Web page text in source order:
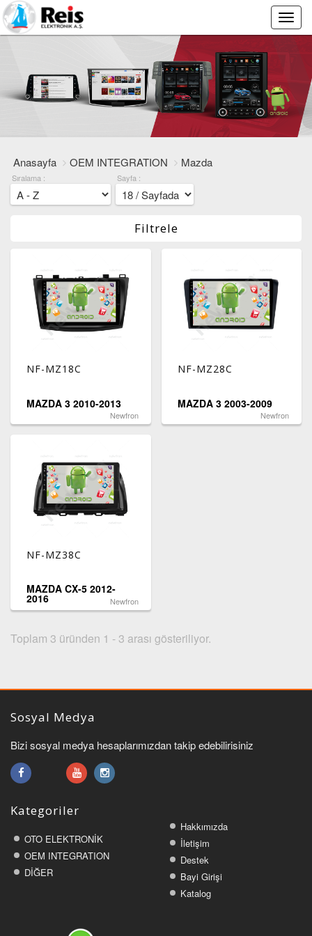
Main
Menu
Anasayfa OEM INTEGRATION Mazda
Sıralama : Sayfa :
Filtrele
NF-MZ18C
MAZDA 3 2010-2013
Newfron
NF-MZ28C
MAZDA 3 2003-2009
Newfron
NF-MZ38C
MAZDA CX-5 2012-
2016 Newfron
Toplam 3 üründen 1 - 3 arası gösteriliyor.
Sosyal Medya
Bizi sosyal medya hesaplarımızdan takip edebilirisiniz
Kategoriler
OTO ELEKTRONİK
OEM INTEGRATION
DİĞER
Hakkımızda
İletişim
Destek
Bayi Girişi
Katalog